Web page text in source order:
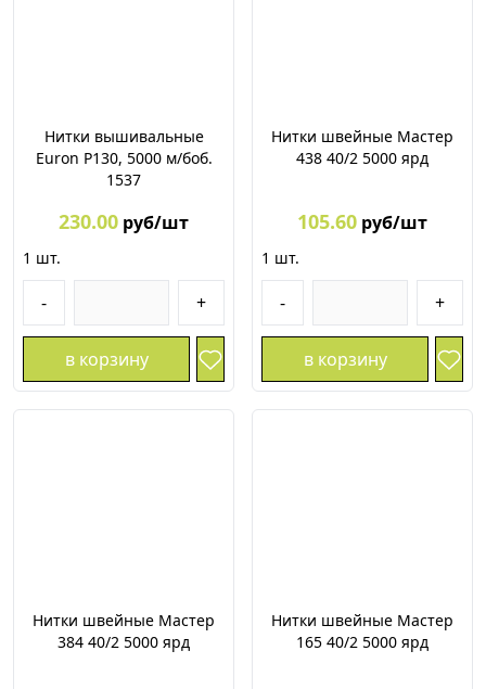
Нитки вышивальные
Euron P130, 5000 м/боб.
1537
230.00 руб/шт
1 шт.
- +
в корзину
Нитки швейные Мастер
438 40/2 5000 ярд
105.60 руб/шт
1 шт.
- +
в корзину
Нитки швейные Мастер
384 40/2 5000 ярд
Нитки швейные Мастер
165 40/2 5000 ярд